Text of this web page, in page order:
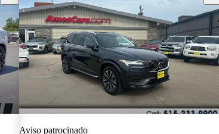
Aviso patrocinado